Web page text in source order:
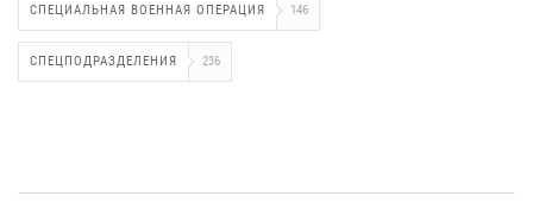
СПЕЦИАЛЬНАЯ ВОЕННАЯ ОПЕРАЦИЯ 146
СПЕЦПОДРАЗДЕЛЕНИЯ 236